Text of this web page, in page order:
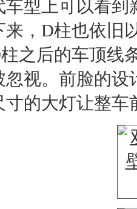
型上可以看到
，D柱也依旧
之后的车顶线
视。前脸的设
寸的大灯让整车